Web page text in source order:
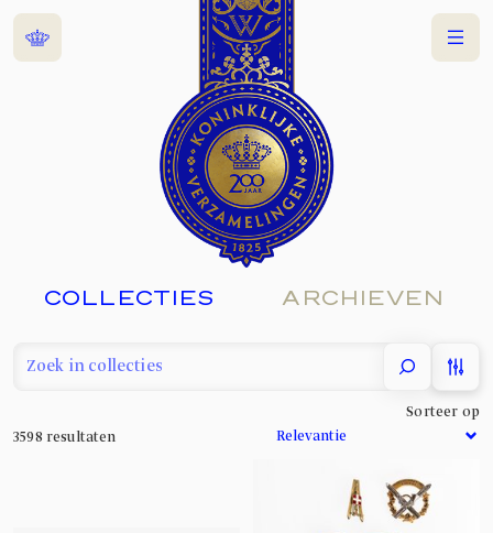
Home Menu
COLLECTIES ARCHIEVEN
filter
3598 resultaten
Sorteer op